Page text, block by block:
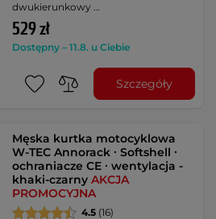
dwukierunkowy …
529 zł
Dostępny – 11.8. u Ciebie
Szczegóły
Męska kurtka motocyklowa
W-TEC Annorack ∙ Softshell ∙
ochraniacze CE ∙ wentylacja -
khaki-czarnyAKCJA
PROMOCYJNA
4.5 (16)